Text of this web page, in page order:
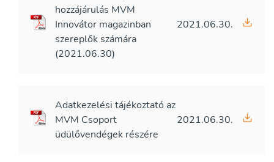
hozzájárulás MVM
Innovátor magazinban
szereplők számára
(2021.06.30)
2021.06.30.
Adatkezelési tájékoztató az
MVM Csoport
üdülővendégek részére
2021.06.30.